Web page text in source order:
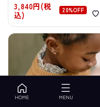
3,840円(税
込)
20%OFF
HOME MENU